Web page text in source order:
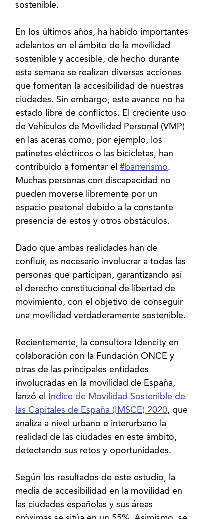
sostenible.
En los últimos años, ha habido importantes
adelantos en el ámbito de la movilidad
sostenible y accesible, de hecho durante
esta semana se realizan diversas acciones
que fomentan la accesibilidad de nuestras
ciudades. Sin embargo, este avance no ha
estado libre de conflictos. El creciente uso
de Vehículos de Movilidad Personal (VMP)
en las aceras como, por ejemplo, los
patinetes eléctricos o las bicicletas, han
contribuido a fomentar el#barrerismo.
Muchas personas con discapacidad no
pueden moverse libremente por un
espacio peatonal debido a la constante
presencia de estos y otros obstáculos.
Dado que ambas realidades han de
confluir, es necesario involucrar a todas las
personas que participan, garantizando así
el derecho constitucional de libertad de
movimiento, con el objetivo de conseguir
una movilidad verdaderamente sostenible.
Recientemente, la consultora Idencity en
colaboración con la Fundación ONCE y
otras de las principales entidades
involucradas en la movilidad de España,
lanzó el
Índice de Movilidad Sostenible de
las Capitales de España (IMSCE) 2020, que
analiza a nivel urbano e interurbano la
realidad de las ciudades en este ámbito,
detectando sus retos y oportunidades.
Según los resultados de este estudio, la
media de accesibilidad en la movilidad en
las ciudades españolas y sus áreas